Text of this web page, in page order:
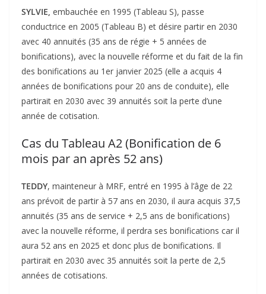
SYLVIE, embauchée en 1995 (Tableau S), passe
conductrice en 2005 (Tableau B) et désire partir en 2030
avec 40 annuités (35 ans de régie + 5 années de
bonifications), avec la nouvelle réforme et du fait de la fin
des bonifications au 1er janvier 2025 (elle a acquis 4
années de bonifications pour 20 ans de conduite), elle
partirait en 2030 avec 39 annuités soit la perte d’une
année de cotisation.
Cas du Tableau A2 (Bonification de 6
mois par an après 52 ans)
TEDDY, mainteneur à MRF, entré en 1995 à l’âge de 22
ans prévoit de partir à 57 ans en 2030, il aura acquis 37,5
annuités (35 ans de service + 2,5 ans de bonifications)
avec la nouvelle réforme, il perdra ses bonifications car il
aura 52 ans en 2025 et donc plus de bonifications. Il
partirait en 2030 avec 35 annuités soit la perte de 2,5
années de cotisations.